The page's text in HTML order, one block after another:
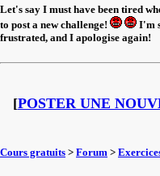
Let's say I must have been tired
to post a new challenge!
I'm
frustrated, and I apologise again!
[POSTER UNE
Cours gratuits > Forum >